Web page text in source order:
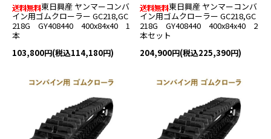
東日興産 ヤンマーコンバ
イン用ゴムクローラー GC218,GC
218G GY408440 400x84x40 1
本
103,800円(税込114,180円)
東日興産 ヤンマーコンバ
イン用ゴムクローラー GC218,GC
218G GY408440 400x84x40 2
本セット
204,900円(税込225,390円)